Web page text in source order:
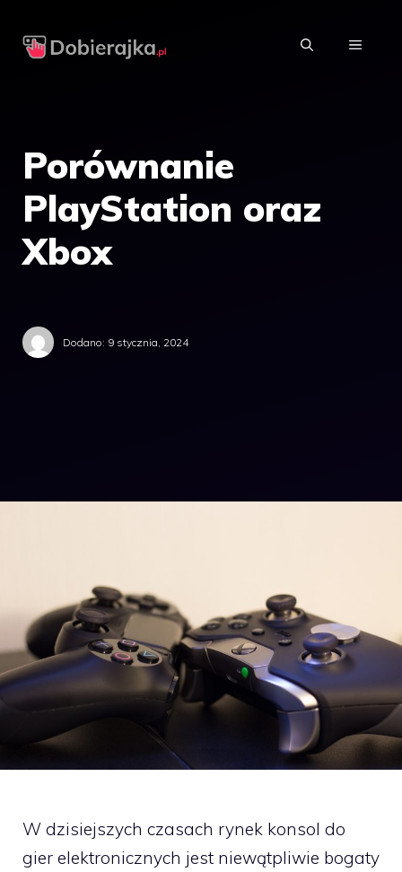
MENU
Porównanie
PlayStation oraz
Xbox
Dodano: 9 stycznia, 2024
W dzisiejszych czasach rynek konsol do
gier elektronicznych jest niewątpliwie bogaty